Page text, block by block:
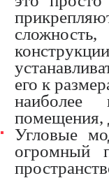
его к
наиболее
помещения,
Угловые
огромный